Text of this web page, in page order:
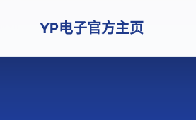
YP电子官方主页